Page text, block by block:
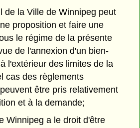
de la Ville de Winnipeg peut
proposition et faire une
le régime de la présente
de l'annexion d'un bien-
l'extérieur des limites de la
cas des règlements
être pris relativement
et à la demande;
Winnipeg a le droit d'être